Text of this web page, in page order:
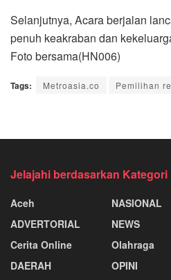
Selanjutnya, Acara berjalan
penuh keakraban dan
Foto bersama(HN006)
Tags: Metroasia.co Pemilihan
Jelajahi berdasarkan Kategori
Aceh
ADVERTORIAL
Cerita Online
DAERAH
NASIONAL
NEWS
Olahraga
OPINI